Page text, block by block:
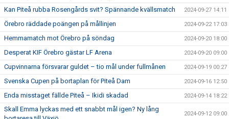
Kan Piteå rubba Rosengårds svit? Spännande kvällsmatch 2024-09-27 14:11
Örebro räddade poängen på mållinjen 2024-09-22 17:03
Hemmamatch mot Örebro på söndag 2024-09-20 18:00
Desperat KIF Örebro gästar LF Arena 2024-09-20 09:00
Cupvinnarna försvarar guldet – tio mål under fullmånen 2024-09-19 00:27
Svenska Cupen på bortaplan för Piteå Dam 2024-09-16 12:50
Enda misstaget fällde Piteå – Ikidi skadad 2024-09-14 18:22
Skall Emma lyckas med ett snabbt mål igen? Ny lång
2024-09-12 09:00